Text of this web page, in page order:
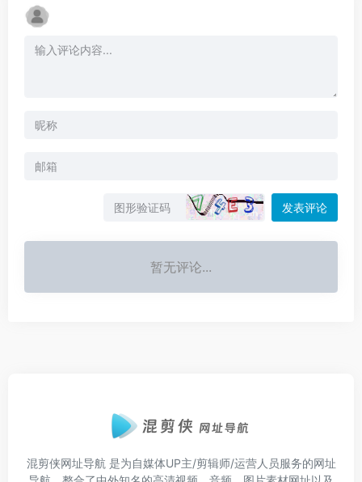
发表评论
暂无评论...
混剪侠网址导航 是为自媒体UP主/剪辑师/运营人员服务的网址